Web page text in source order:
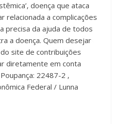
doença que ataca
relacionada a complicações
precisa da ajuda de todos
a doença. Quem desejar
site de contribuições
diretamente em conta
22487-2 ,
Federal / Lunna